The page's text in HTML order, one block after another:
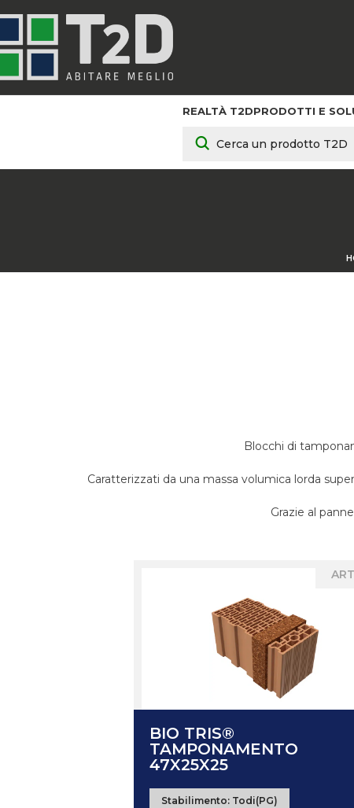
REALTÀ T2DPRODOTTI E
Blocchi di
Caratterizzati da una massa volumica lorda
Grazie al
BIO TRIS®
TAMPONAMENTO
47X25X25
Stabilimento: Todi(PG)